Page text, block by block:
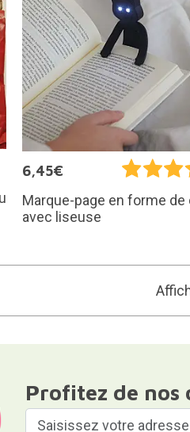
6,45€
Marque-page en forme de
avec liseuse
Profitez de nos